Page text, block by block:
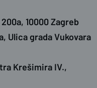
10000 Zagreb
, Ulica grada Vukovara
Krešimira IV.,